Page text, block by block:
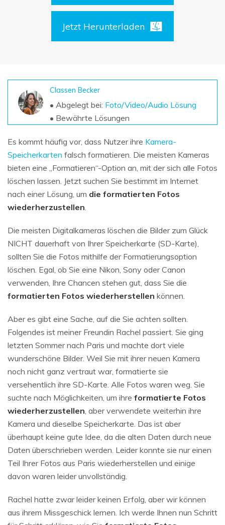
Unbegrenzte Daten vom Mac-System
wiederherstellen
Recoverit kostenlos
wiederherstellen
Weitere Produkte
Repairit - Datenreparatur
UBackit - Datensicherung
Datenverlust-Szenarien
Aktuelles Thema
Sign In
search
Jetzt Herunterladen
Classen Becker
• Abgelegt bei: Foto/Video/Audio Lösung
• Bewährte Lösungen
Es kommt häufig vor, dass Nutzer ihre Kamera-
Speicherkarten falsch formatieren. Die meisten Kameras
bieten eine „Formatieren“-Option an, mit der sich alle Fotos
löschen lassen. Jetzt suchen Sie bestimmt im Internet
nach einer Lösung, um die formatierten Fotos
wiederherzustellen
Die meisten Digitalkameras löschen die Bilder zum Glück
NICHT dauerhaft von Ihrer Speicherkarte (SD-Karte),
sollten Sie die Fotos mithilfe der Formatierungsoption
löschen. Egal, ob Sie eine Nikon, Sony oder Canon
verwenden, Ihre Chancen stehen gut, dass Sie die
formatierten Fotos wiederherstellen können.
Aber es gibt eine Sache, auf die Sie achten sollten.
Folgendes ist meiner Freundin Rachel passiert. Sie ging
letzten Sommer nach Paris und machte dort viele
wunderschöne Bilder. Weil Sie mit ihrer neuen Kamera
noch nicht ganz vertraut war, formatierte sie
versehentlich ihre SD-Karte. Alle Fotos waren weg. Sie
suchte nach Möglichkeiten, um ihre formatierte Fotos
wiederherzustellen , aber verwendete weiterhin ihre
Kamera und dieselbe Speicherkarte. Das ist aber
überhaupt keine gute Idee, da die alten Daten durch neue
Daten überschrieben werden. Leider konnte sie nur einen
Teil Ihrer Fotos aus Paris wiederherstellen und einige
davon waren leider unvollständig.
Rachel hatte zwar leider keinen Erfolg, aber wir können
aus ihrem Missgeschick lernen. Ich werde Ihnen nun Schritt